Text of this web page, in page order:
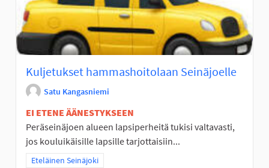
Kuljetukset hammashoitolaan Seinäjoelle
Satu Kangasniemi
EI ETENE ÄÄNESTYKSEEN
Peräseinäjoen alueen lapsiperheitä tukisi valtavasti,
jos kouluikäisille lapsille tarjottaisiin...
Rajaa tulokset teeman mukaan: Eteläinen Seinäjoki
Eteläinen Seinäjoki